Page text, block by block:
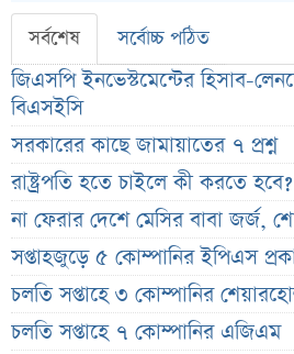
সর্বশেষ সর্বোচ্চ পঠিত
জিএসপি ইনভেস্টমেন্টের হিসাব-
বিএসইসি
সরকারের কাছে জামায়াতের ৭ প্রশ্ন
রাষ্ট্রপতি হতে চাইলে কী করতে
না ফেরার দেশে মেসির বাবা জর্জ,
সপ্তাহজুড়ে ৫ কোম্পানির ইপিএস
চলতি সপ্তাহে ৩ কোম্পানির
চলতি সপ্তাহে ৭ কোম্পানির এজিএম